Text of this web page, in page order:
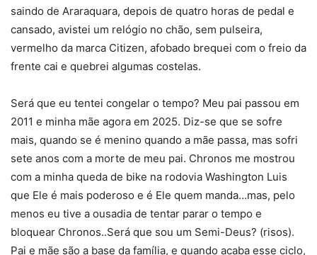
saindo de Araraquara, depois de quatro horas de pedal e
cansado, avistei um relógio no chão, sem pulseira,
vermelho da marca Citizen, afobado brequei com o freio da
frente cai e quebrei algumas costelas.
Será que eu tentei congelar o tempo? Meu pai passou em
2011 e minha mãe agora em 2025. Diz-se que se sofre
mais, quando se é menino quando a mãe passa, mas sofri
sete anos com a morte de meu pai. Chronos me mostrou
com a minha queda de bike na rodovia Washington Luis
que Ele é mais poderoso e é Ele quem manda…mas, pelo
menos eu tive a ousadia de tentar parar o tempo e
bloquear Chronos..Será que sou um Semi-Deus? (risos).
Pai e mãe são a base da família, e quando acaba esse ciclo,